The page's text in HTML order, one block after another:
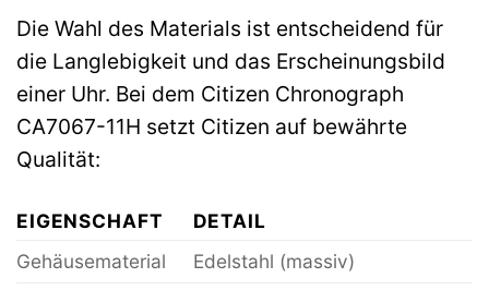
Die Wahl des Materials ist entscheidend für
die Langlebigkeit und das Erscheinungsbild
einer Uhr. Bei dem Citizen Chronograph
CA7067-11H setzt Citizen auf bewährte
Qualität:
EIGENSCHAFT
DETAIL
Gehäusematerial
Edelstahl (massiv)